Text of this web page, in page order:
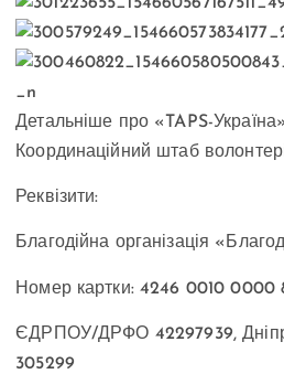
Детальніше про «TAPS-
Координаційний штаб
Реквізити:
Благодійна організація
Номер картки: 4246 0010 0000
ЄДРПОУ/ДРФО 42297939,
305299